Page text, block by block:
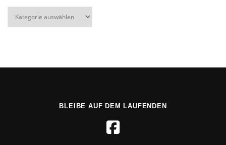
BLEIBE AUF DEM LAUFENDEN